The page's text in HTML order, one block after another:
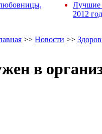
Лучшие
2012
>> Новости >>
в